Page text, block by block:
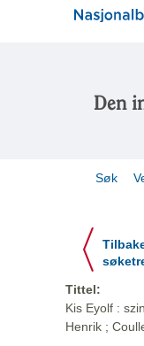
Den
Søk
Tittel:
Kis Eyolf :
Henrik ;